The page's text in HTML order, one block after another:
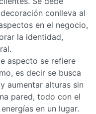
conlleva al
en el negocio,
la identidad,
aspecto se refiere
es decir se busca
aumentar alturas sin
pared, todo con el
en un lugar.